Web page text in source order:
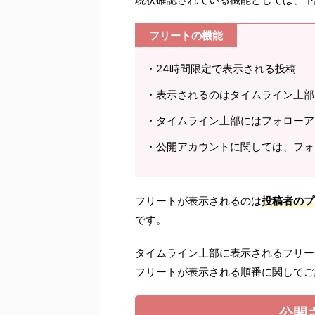
フリートの機能
・24時間限定で表示される投稿
・表示されるのはタイムライン上
・タイムライン上部にはフォロー
・公開アカウントに関しては、フ
フリートが表示されるのは投稿者の
です。
タイムライン上部に表示されるフリ
フリートが表示される順番に関して